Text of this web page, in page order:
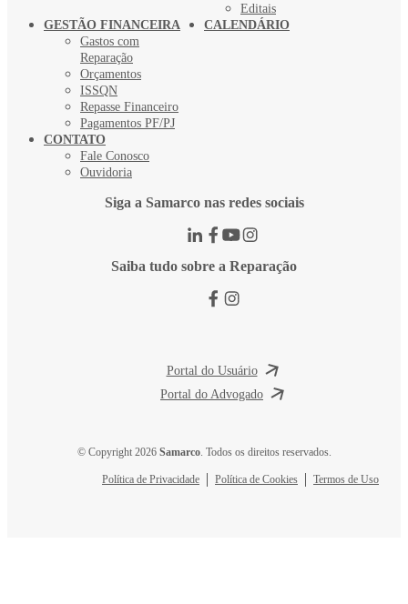
Editais
GESTÃO FINANCEIRA
Gastos com
Reparação
Orçamentos
ISSQN
Repasse Financeiro
Pagamentos PF/PJ
CALENDÁRIO
CONTATO
Fale Conosco
Ouvidoria
Siga a Samarco nas redes sociais
Saiba tudo sobre a Reparação
Portal do Usuário
Portal do Advogado
© Copyright 2026 Samarco. Todos os direitos reservados.
Política de Privacidade Política de Cookies Termos de Uso